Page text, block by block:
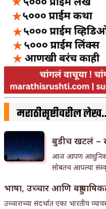
मराठीसृष्टीवरील
बुडीच खटलं –
आज आपण
सोबतच आपल्या
भाषा, उच्चार आणि
उच्चाराच्या संदर्भात एका भारतीय